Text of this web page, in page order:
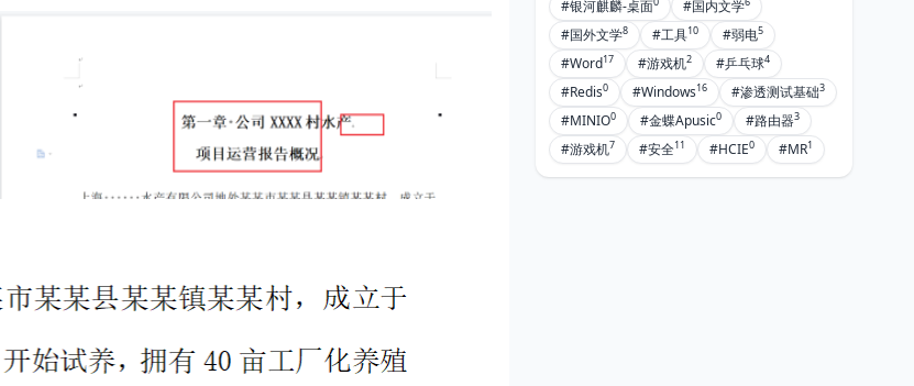
#银河麒麟-桌面 #国内文学
#国外文学8 #工具10 #弱电5
#Word17 #游戏机2 #乒乓球4
#Redis0 #Windows16 #渗透测试基础3
#MINIO0 #金蝶Apusic0 #路由器3
#游戏机7 #安全11 #HCIE0 #MR1